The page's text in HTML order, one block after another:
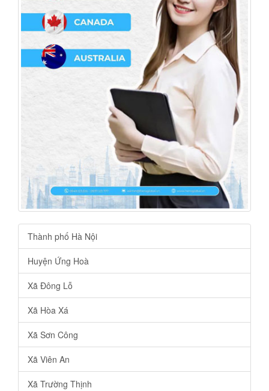
Thành phố Hà Nội
Huyện Ứng Hoà
Xã Đông Lỗ
Xã Hòa Xá
Xã Sơn Công
Xã Viên An
Xã Trường Thịnh